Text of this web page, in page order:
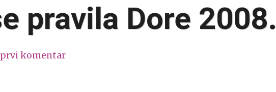
pravila Dore 2008.
komentar